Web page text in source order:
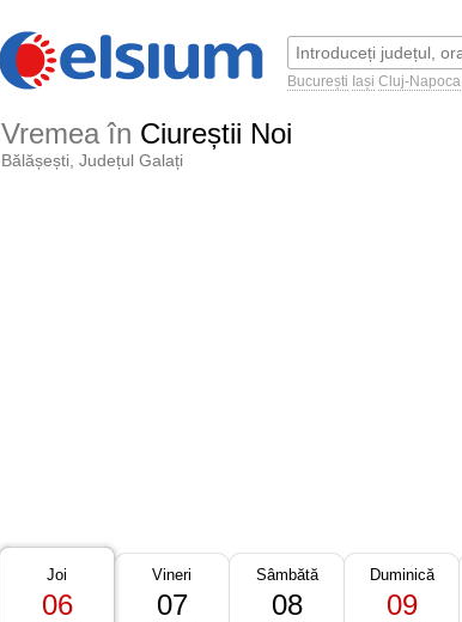
București Iași Cluj-Napoca
Vremea în Ciureștii Noi
Bălășești, Județul Galați
Joi
06
Vineri
07
Sâmbătă
08
Duminică
09